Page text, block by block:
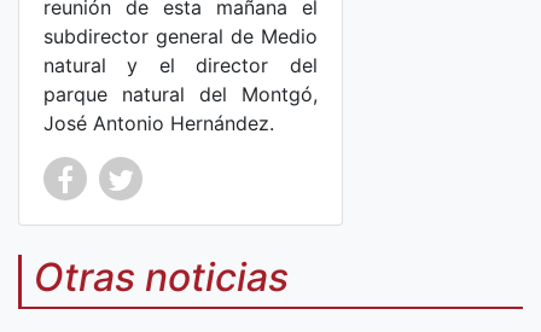
reunión de esta mañana el
subdirector general de Medio
natural y el director del
parque natural del Montgó,
José Antonio Hernández.
Co
mp
art
Co
mp
art
Otras noticias